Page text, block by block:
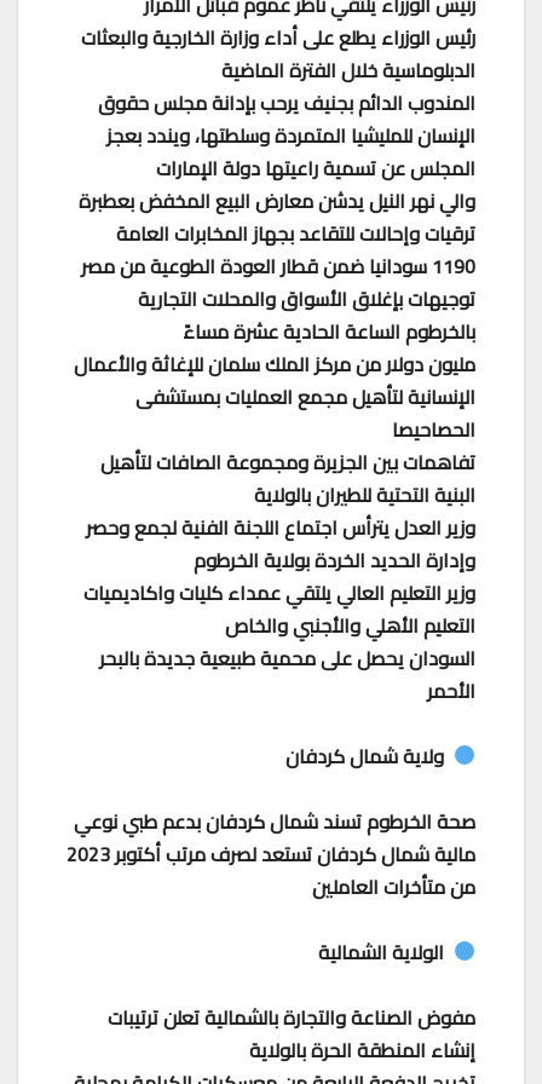
رئيس الوزراء يطلع على أداء وزارة الخارجية والبعثات
الدبلوماسية خلال الفترة الماضية
المندوب الدائم بجنيف يرحب بإدانة مجلس حقوق
الإنسان للمليشيا المتمردة وسلطتها، ويندد بعجز
المجلس عن تسمية راعيتها دولة الإمارات
والي نهر النيل يدشن معارض البيع المخفض بعطبرة
ترقيات وإحالات للتقاعد بجهاز المخابرات العامة
1190 سودانيا ضمن قطار العودة الطوعية من مصر
توجيهات بإغلاق الأسواق والمحلات التجارية
بالخرطوم الساعة الحادية عشرة مساءً
مليون دولار من مركز الملك سلمان للإغاثة والأعمال
الإنسانية لتأهيل مجمع العمليات بمستشفى
الحصاحيصا
تفاهمات بين الجزيرة ومجموعة الصافات لتأهيل
البنية التحتية للطيران بالولاية
وزير العدل يترأس اجتماع اللجنة الفنية لجمع وحصر
وإدارة الحديد الخردة بولاية الخرطوم
وزير التعليم العالي يلتقي عمداء كليات واكاديميات
التعليم الأهلي والأجنبي والخاص
السودان يحصل على محمية طبيعية جديدة بالبحر
الأحمر
ولاية شمال كردفان
صحة الخرطوم تسند شمال كردفان بدعم طبي نوعي
مالية شمال كردفان تستعد لصرف مرتب أكتوبر 2023
من متأخرات العاملين
الولاية الشمالية
مفوض الصناعة والتجارة بالشمالية تعلن ترتيبات
إنشاء المنطقة الحرة بالولاية